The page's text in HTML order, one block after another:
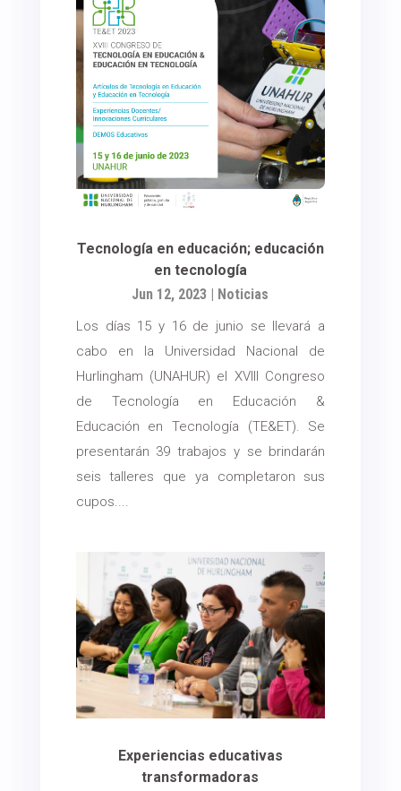
Tecnología en educación; educación
en tecnología
Jun 12, 2023 | Noticias
Los días 15 y 16 de junio se llevará a
cabo en la Universidad Nacional de
Hurlingham (UNAHUR) el XVIII Congreso
de Tecnología en Educación &
Educación en Tecnología (TE&ET). Se
presentarán 39 trabajos y se brindarán
seis talleres que ya completaron sus
cupos....
Experiencias educativas
transformadoras